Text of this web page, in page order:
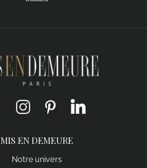
Facebook Instagram Pinterest
MIS EN DEMEURE
Notre univers